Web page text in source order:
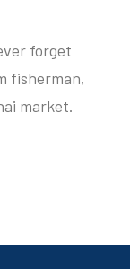
forget
fisherman,
market.